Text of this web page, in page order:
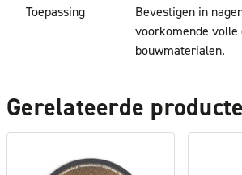
Toepassing
Bevestigen in
voorkomende volle
bouwmaterialen.
Gerelateerde